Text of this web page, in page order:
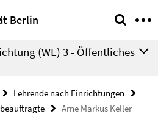
Berlin
(WE) 3 - Öffentliches
Lehrende nach Einrichtungen
Arne Markus Keller